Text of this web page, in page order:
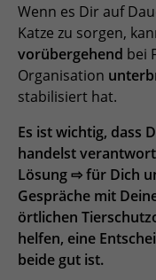
Wenn es Dir auf
Katze zu sorgen,
vorübergehend bei
Organisation
stabilisiert hat.
Es ist wichtig, dass
handelst
Lösung ⇨ für Dich
Gespräche mit
örtlichen
helfen, eine
beide gut ist.